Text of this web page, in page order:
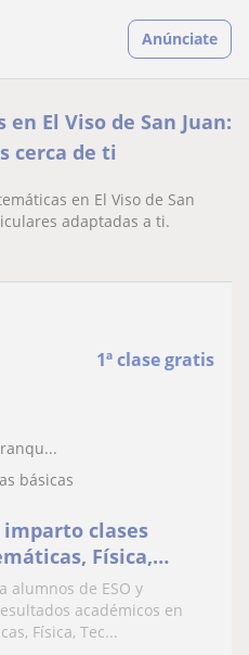
Anúnciate
El Viso de San Juan:
cerca de ti
en El Viso de San
adaptadas a ti.
1ª clase gratis
básicas
clases
Física,
niveles ESO
alumnos de ESO y
académicos en
Física, Tec...